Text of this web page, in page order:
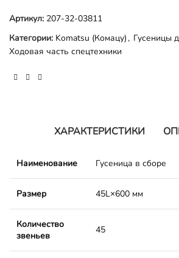
Артикул: 207-32-03811
Категории: Komatsu (Комацу) , Гусеницы
Ходовая часть спецтехники
ХАРАКТЕРИСТИКИ
Наименование Гусеница в сборе
Размер 45L×600 мм
Количество
звеньев
45